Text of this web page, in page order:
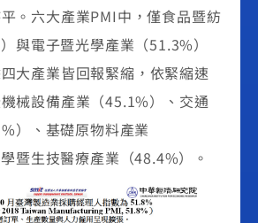
。六大產業PMI中，僅食品暨紡
與電子暨光學產業（51.3%）
大產業皆回報緊縮，依緊縮速
械設備產業（45.1%）、交通
）、基礎原物料產業
暨生技醫療產業（48.4%）。